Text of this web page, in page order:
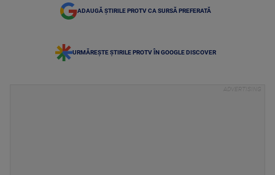
ADAUGĂ ȘTIRILE PROTV CA SURSĂ PREFERATĂ
URMĂREȘTE ȘTIRILE PROTV ÎN GOOGLE DISCOVER